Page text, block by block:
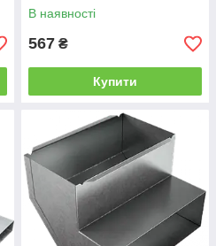
В наявності
567 ₴
Купити